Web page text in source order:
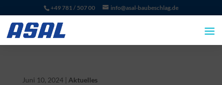
+49 781 / 507 00 info@asal-baubeschlag.de
Juni 10, 2024| Aktuelles